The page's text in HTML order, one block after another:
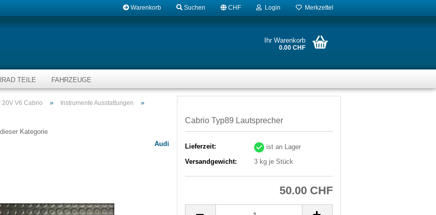
Warenkorb Suchen CHF Login Merkzettel
Ihr Warenkorb
0.00 CHF
TEILE FAHRZEUGE
20V V6 Cabrio » Instrumente Ausstattungen »
Kategorie
Audi
Cabrio Typ89 Lautsprecher
Lieferzeit:
ist an Lager
Versandgewicht:
3 kg je Stück
50.00 CHF